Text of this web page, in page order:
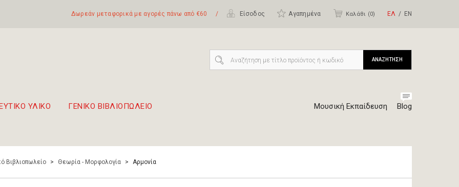
Δωρεάν μεταφορικά με αγορές πάνω από €60 / Είσοδος Αγαπημένα Καλάθι (0) ΕΛ ΕΝ
ΥΛΙΚΟ ΓΕΝΙΚΟ ΒΙΒΛΙΟΠΩΛΕΙΟ Μουσική Εκπαίδευση Blog
ΑΝΑΖΗΤΗΣΗ
Βιβλιοπωλείο > Θεωρία - Μορφολογία > Αρμονία